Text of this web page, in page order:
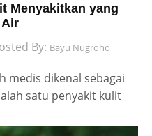
Menyakitkan yang
Air
By: Bayu Nugroho
medis dikenal sebagai
satu penyakit kulit